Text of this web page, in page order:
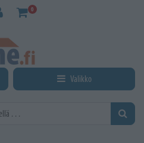
0
Valikko